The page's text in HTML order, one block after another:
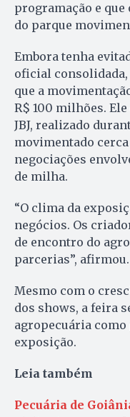
programação e
do parque
Embora tenha
oficial consolidada,
que a
R$ 100 milhões.
JBJ, realizado
movimentado
negociações
de milha.
“O clima da
negócios. Os
de encontro do
parcerias”, afirmou.
Mesmo com o
dos shows, a feira
agropecuária
exposição.
Leia também
Pecuária de